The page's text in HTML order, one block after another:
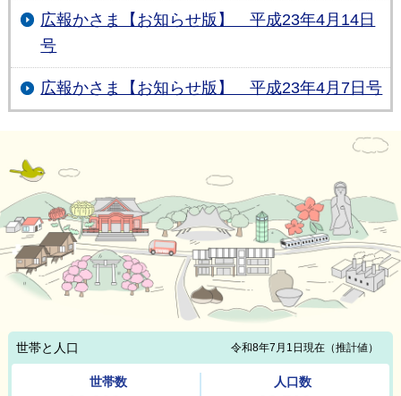
広報かさま【お知らせ版】 平成23年4月14日
号
広報かさま【お知らせ版】 平成23年4月7日号